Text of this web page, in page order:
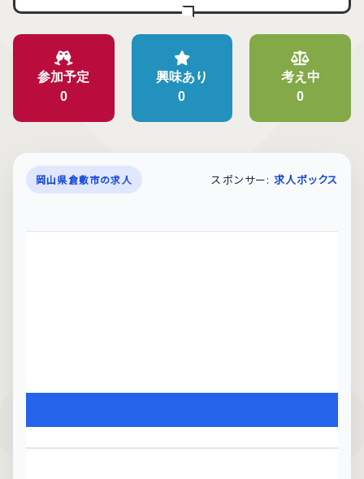
参加予定
0
興味あり
0
考え中
0
岡山県倉敷市の求人 スポンサー: 求人ボックス